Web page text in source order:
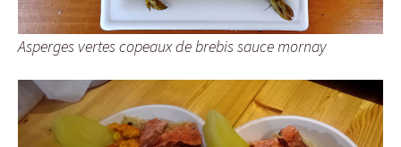
Asperges vertes copeaux de brebis sauce mornay